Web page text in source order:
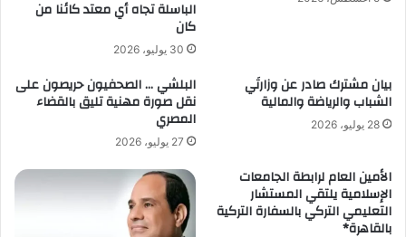
الباسلة تجاه أي معتد كائنا من
كان
30 يوليو، 2026
بيان مشترك صادر عن وزارتَي
الشباب والرياضة والمالية
28 يوليو، 2026
البلشي … الصحفيون حريصون على
نقل صورة مهنية تليق بالقضاء
المصري
27 يوليو، 2026
الأمين العام لرابطة الجامعات
الإسلامية يلتقي المستشار
التعليمي التركي بالسفارة التركية
بالقاهرة*